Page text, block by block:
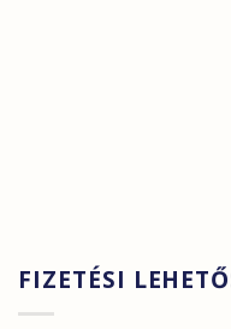
FIZETÉSI